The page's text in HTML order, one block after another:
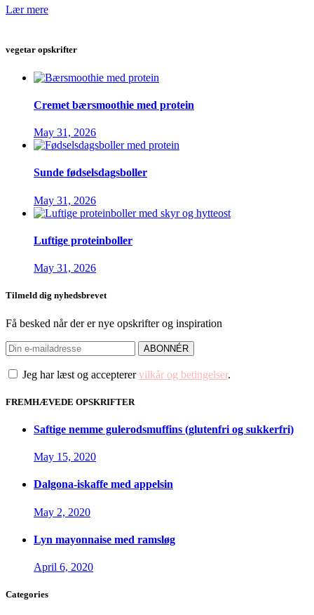
Lær mere
vegetar opskrifter
Cremet bærsmoothie med protein
May 31, 2026
Sunde fødselsdagsboller
May 31, 2026
Luftige proteinboller
May 31, 2026
Tilmeld dig nyhedsbrevet
Få besked når der er nye opskrifter og inspiration
Jeg har læst og accepterervilkår og betingelser.
FREMHÆVEDE OPSKRIFTER
Saftige nemme gulerodsmuffins (glutenfri og sukkerfri)
May 15, 2020
Dalgona-iskaffe med appelsin
May 2, 2020
Lyn mayonnaise med ramsløg
April 6, 2020
Categories